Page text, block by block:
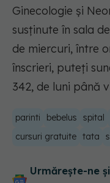
Ginecologie și
susținute în sala
de miercuri, între
înscrieri, puteți
342, de luni până
parinti bebelus spital
cursuri gratuite tata
Urmărește-ne